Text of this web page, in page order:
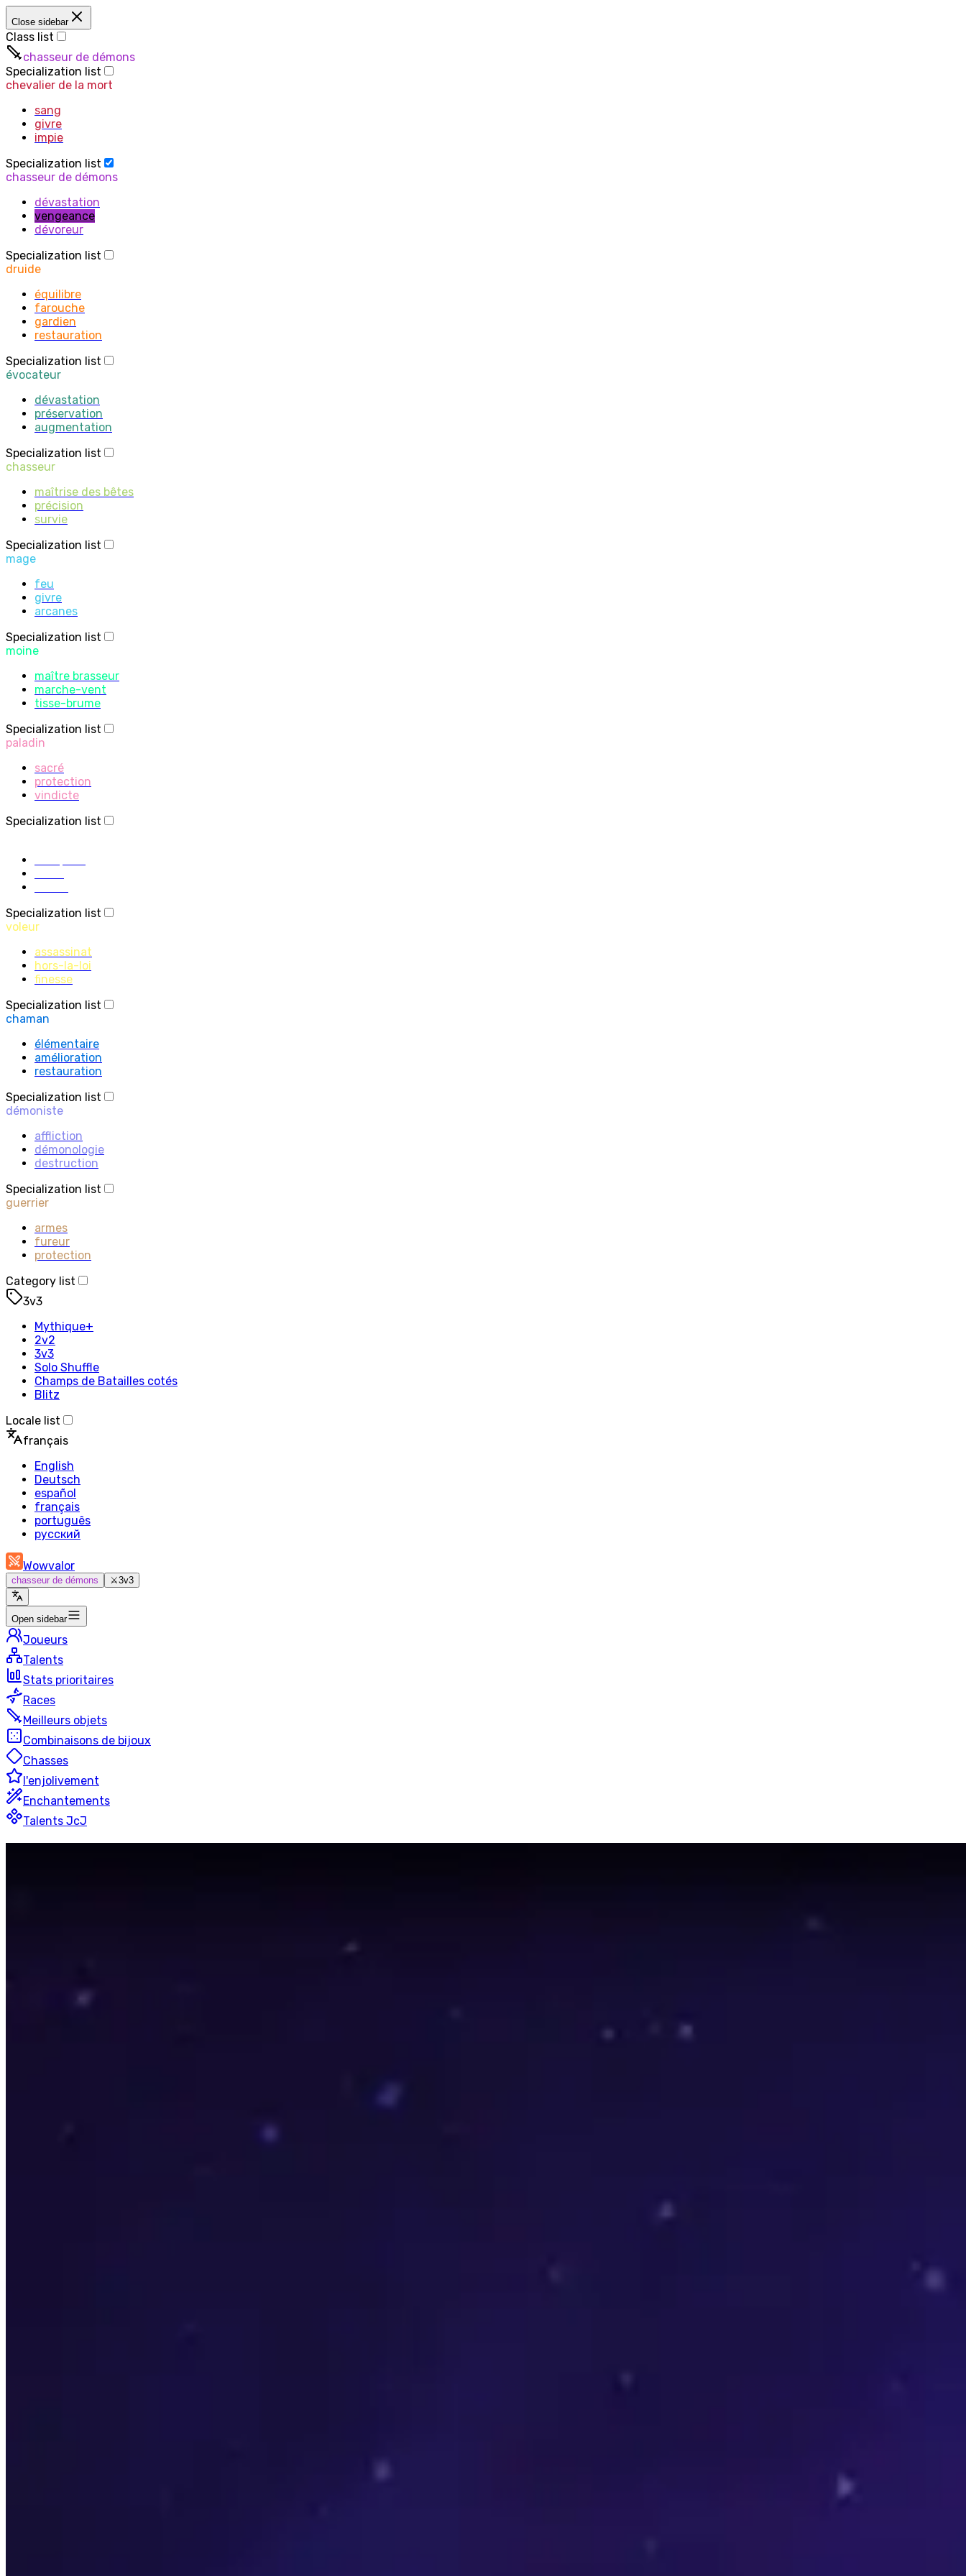
Close sidebar
Class list
chasseur de démons
Specialization list
chevalier de la mort
sang
givre
impie
Specialization list
chasseur de démons
dévastation
vengeance
dévoreur
Specialization list
druide
équilibre
farouche
gardien
restauration
Specialization list
évocateur
dévastation
préservation
augmentation
Specialization list
chasseur
maîtrise des bêtes
précision
survie
Specialization list
mage
feu
givre
arcanes
Specialization list
moine
maître brasseur
marche-vent
tisse-brume
Specialization list
paladin
sacré
protection
vindicte
Specialization list
Specialization list
voleur
assassinat
hors-la-loi
finesse
Specialization list
chaman
élémentaire
amélioration
restauration
Specialization list
démoniste
affliction
démonologie
destruction
Specialization list
guerrier
armes
fureur
protection
Category list
3v3
Mythique+
2v2
3v3
Solo Shuffle
Champs de Batailles cotés
Blitz
Locale list
français
English
Deutsch
español
français
português
русский
Wowvalor
chasseur de démons ⚔️3v3
Open sidebar
Joueurs
Talents
Stats prioritaires
Races
Meilleurs objets
Combinaisons de bijoux
Chasses
l'enjolivement
Enchantements
Talents JcJ
Cette page est générée automatiquement en recherchant les 50 meilleurs